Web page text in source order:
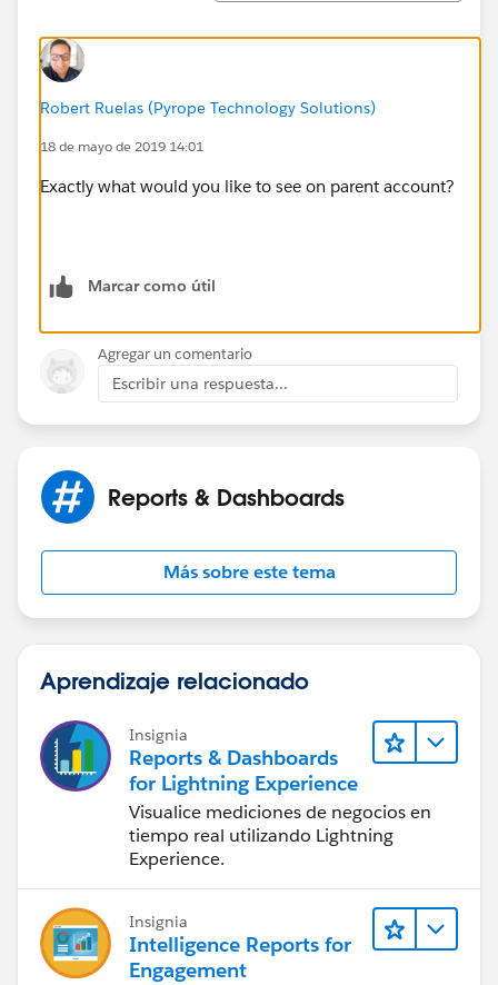
Robert Ruelas (Pyrope Technology Solutions)
18 de mayo de 2019 14:01
Exactly what would you like to see on parent account?
Marcar como útil
Agregar un comentario
Escribir una respuesta...
Reports & Dashboards
Más sobre este tema
Aprendizaje relacionado
Insignia
Reports & Dashboards
for Lightning Experience
Visualice mediciones de negocios en
tiempo real utilizando Lightning
Experience.
Insignia
Intelligence Reports for
Engagement